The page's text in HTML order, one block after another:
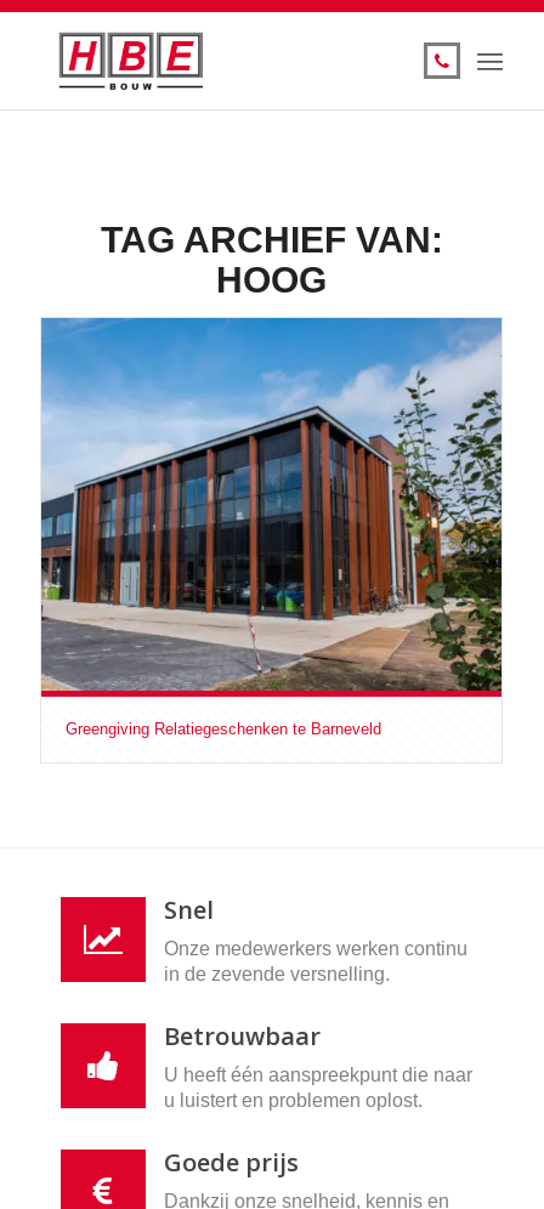
TAG ARCHIEF VAN:
HOOG
Greengiving Relatiegeschenken te Barneveld
Snel
Onze medewerkers werken continu
in de zevende versnelling.
Betrouwbaar
U heeft één aanspreekpunt die naar
u luistert en problemen oplost.
Goede prijs
Dankzij onze snelheid, kennis en